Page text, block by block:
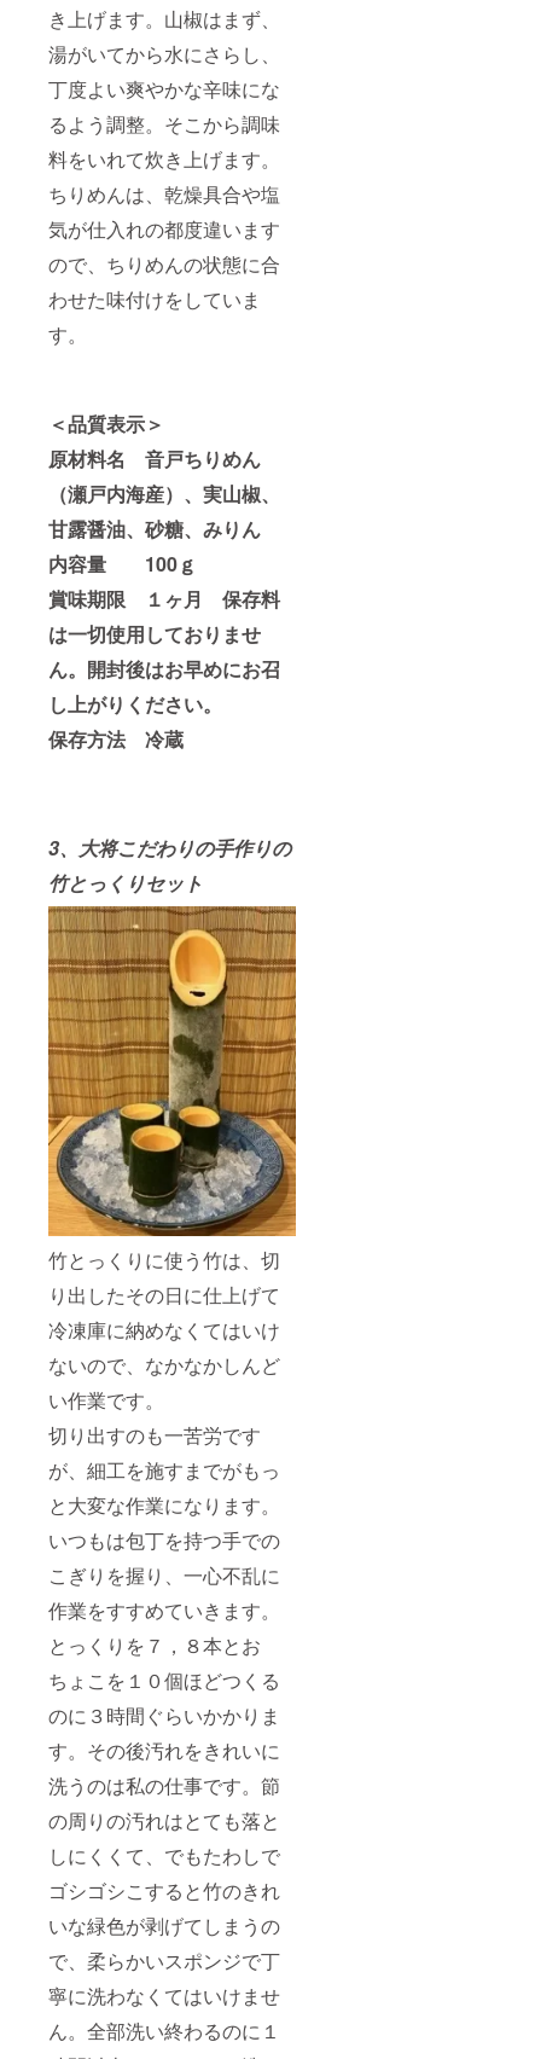
き上げます。山椒はまず、
湯がいてから水にさらし、
丁度よい爽やかな辛味にな
るよう調整。そこから調味
料をいれて炊き上げます。
ちりめんは、乾燥具合や塩
気が仕入れの都度違います
ので、ちりめんの状態に合
わせた味付けをしていま
す。
＜品質表示＞
原材料名 音戸ちりめん
（瀬戸内海産）、実山椒、
甘露醤油、砂糖、みりん
内容量 100ｇ
賞味期限 １ヶ月 保存料
は一切使用しておりませ
ん。開封後はお早めにお召
し上がりください。
保存方法 冷蔵
3、大将こだわりの手作りの
竹とっくりセット
竹とっくりに使う竹は、切
り出したその日に仕上げて
冷凍庫に納めなくてはいけ
ないので、なかなかしんど
い作業です。
切り出すのも一苦労です
が、細工を施すまでがもっ
と大変な作業になります。
いつもは包丁を持つ手での
こぎりを握り、一心不乱に
作業をすすめていきます。
とっくりを７，８本とお
ちょこを１０個ほどつくる
のに３時間ぐらいかかりま
す。その後汚れをきれいに
洗うのは私の仕事です。節
の周りの汚れはとても落と
しにくくて、でもたわしで
ゴシゴシこすると竹のきれ
いな緑色が剥げてしまうの
で、柔らかいスポンジで丁
寧に洗わなくてはいけませ
ん。全部洗い終わるのに１